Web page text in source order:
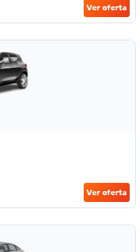
Ver oferta
Ver oferta